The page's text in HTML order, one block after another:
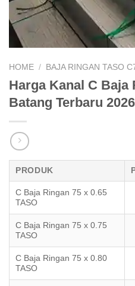
HOME / BAJA RINGAN TASO
Harga Kanal C Baja
Batang Terbaru
PRODUK
C Baja Ringan 75 x 0.65
TASO
C Baja Ringan 75 x 0.75
TASO
C Baja Ringan 75 x 0.80
TASO